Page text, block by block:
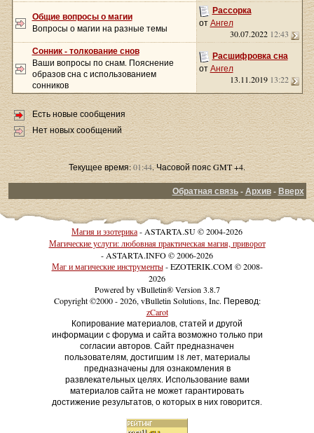
Общие вопросы о магии
Вопросы о магии на разные темы
Рассорка
отАнгел
30.07.2022 12:43
Сонник - толкование снов
Ваши вопросы по снам. Пояснение
образов сна с использованием
сонников
Расшифровка сна
отАнгел
13.11.2019 13:22
Есть новые сообщения
Нет новых сообщений
Текущее время:01:44. Часовой пояс GMT +4.
Обратная связь-Архив-Вверх
Магия и эзотерика- ASTARTA.SU © 2004-2026
Магические услуги: любовная практическая магия, приворот
- ASTARTA.INFO © 2006-2026
Маг и магические инструменты- EZOTERIK.COM © 2008-
2026
Powered by vBulletin® Version 3.8.7
Copyright ©2000 - 2026, vBulletin Solutions, Inc. Перевод:
zCarot
Копирование материалов, статей и другой
информации с форума и сайта возможно только при
согласии авторов. Сайт предназначен
пользователям, достигшим 18 лет, материалы
предназначены для ознакомления в
развлекательных целях. Использование вами
материалов сайта не может гарантировать
достижение результатов, о которых в них говорится.